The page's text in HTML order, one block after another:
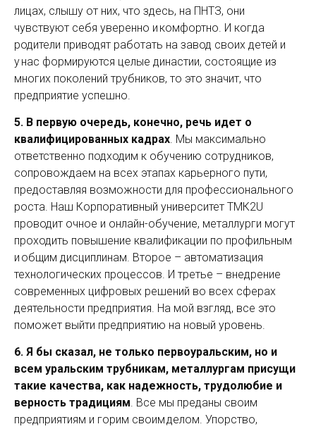
лицах, слышу от них, что здесь, на ПНТЗ, они
чувствуют себя уверенно и комфортно. И когда
родители приводят работать на завод своих детей и
у нас формируются целые династии, состоящие из
многих поколений трубников, то это значит, что
предприятие успешно.
5. В первую очередь, конечно, речь идет о
квалифицированных кад­рах. Мы максимально
ответственно подходим к обучению сотрудников,
сопровождаем на всех этапах карьерного пути,
предоставляя возможности для профессионального
роста. Наш Корпоративный университет ТМК2U
проводит очное и онлайн-обучение, металлурги могут
проходить повышение квалификации по профильным
и общим дисциплинам. Второе – автоматизация
технологических процессов. И третье – внедрение
современных цифровых решений во всех сферах
деятельности предприятия. На мой взгляд, все это
поможет выйти предприятию на новый уровень.
6. Я бы сказал, не только перво­уральским, но и
всем уральским трубникам, металлургам присущи
такие качества, как надежность, трудолюбие и
верность традициям. Все мы преданы своим
предприятиям и горим своим делом. Упорство,